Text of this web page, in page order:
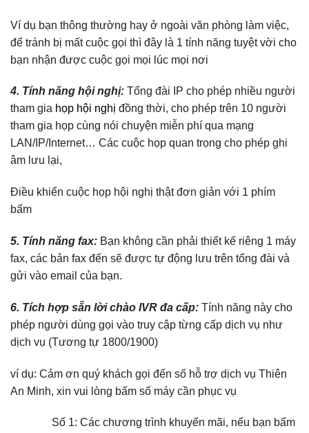
Ví dụ bạn thông thường hay ở ngoài văn phòng làm việc,
để tránh bị mất cuộc gọi thì đây là 1 tính năng tuyệt vời cho
bạn nhận được cuộc gọi mọi lúc mọi nơi
4. Tính năng hội nghị: Tổng đài IP cho phép nhiều người
tham gia họp hội nghị đồng thời, cho phép trên 10 người
tham gia họp cùng nói chuyện miễn phí qua mạng
LAN/IP/Internet… Các cuộc họp quan trọng cho phép ghi
âm lưu lại,
Điều khiển cuộc họp hội nghị thật đơn giản với 1 phím
bấm
5. Tính năng fax: Bạn không cần phải thiết kế riêng 1 máy
fax, các bản fax đến sẽ được tự động lưu trên tổng đài và
gửi vào email của bạn.
6. Tích hợp sẵn lời chào IVR đa cấp: Tính năng này cho
phép người dùng gọi vào truy cập từng cấp dịch vụ như
dịch vụ (Tương tự 1800/1900)
ví dụ: Cảm ơn quý khách gọi đến số hỗ trợ dịch vụ Thiên
An Minh, xin vui lòng bấm số máy cần phục vụ
Số 1: Các chương trình khuyến mãi, nếu bạn bấm